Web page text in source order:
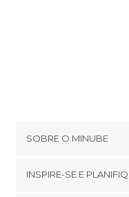
SOBRE O MINUBE
INSPIRE-SE E